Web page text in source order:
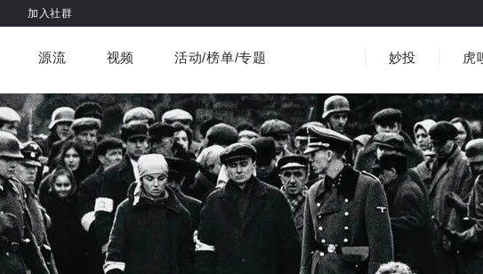
加入社群
车与出行 商业消费 社会文化 金融财经 出海
健康 书影音 医疗 3C数码 观点
源流 视频
虎嗅视界 视频精选
活动/榜单/专题 妙投 虎